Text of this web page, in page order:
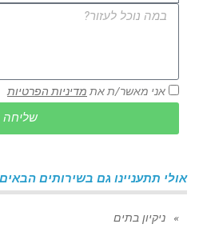
אני מאשר/ת את מדיניות הפרטיות
שליחה
אולי תתעניינו גם בשירותים
ניקיון בתים